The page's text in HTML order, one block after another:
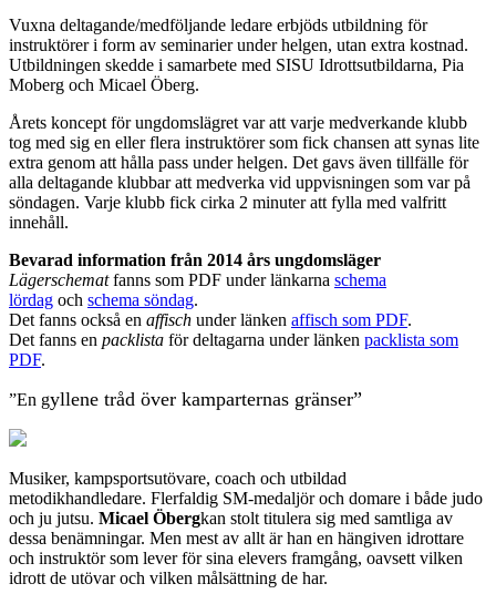
Vuxna deltagande/medföljande ledare erbjöds utbildning för
instruktörer i form av seminarier under helgen, utan extra kostnad.
Utbildningen skedde i samarbete med SISU Idrottsutbildarna, Pia
Moberg och Micael Öberg.
Årets koncept för ungdomslägret var att varje medverkande klubb
tog med sig en eller flera instruktörer som fick chansen att synas lite
extra genom att hålla pass under helgen. Det gavs även tillfälle för
alla deltagande klubbar att medverka vid uppvisningen som var på
söndagen. Varje klubb fick cirka 2 minuter att fylla med valfritt
innehåll.
Bevarad information från 2014 års ungdomsläger
Lägerschematfanns som PDF under länkarna schema
lördag och schema söndag.
Det fanns också en affisch under länken affisch som PDF.
Det fanns en packlista för deltagarna under länken packlista som
PDF.
”En gyllene tråd över kamparternas gränser”
Musiker, kampsportsutövare, coach och utbildad
metodikhandledare. Flerfaldig SM-medaljör och domare i både judo
och ju jutsu. Micael Öbergkan stolt titulera sig med samtliga av
dessa benämningar. Men mest av allt är han en hängiven idrottare
och instruktör som lever för sina elevers framgång, oavsett vilken
idrott de utövar och vilken målsättning de har.